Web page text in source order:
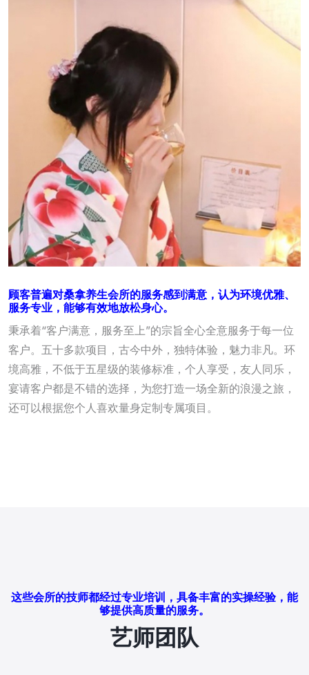
顾客普遍对桑拿养生会所的服务感到满意，认为环境优雅、
服务专业，能够有效地放松身心。
秉承着“客户满意，服务至上”的宗旨全心全意服务于每一位
客户。五十多款项目，古今中外，独特体验，魅力非凡。环
境高雅，不低于五星级的装修标准，个人享受，友人同乐，
宴请客户都是不错的选择，为您打造一场全新的浪漫之旅，
还可以根据您个人喜欢量身定制专属项目。
这些会所的技师都经过专业培训，具备丰富的实操经验，能
够提供高质量的服务。
艺师团队